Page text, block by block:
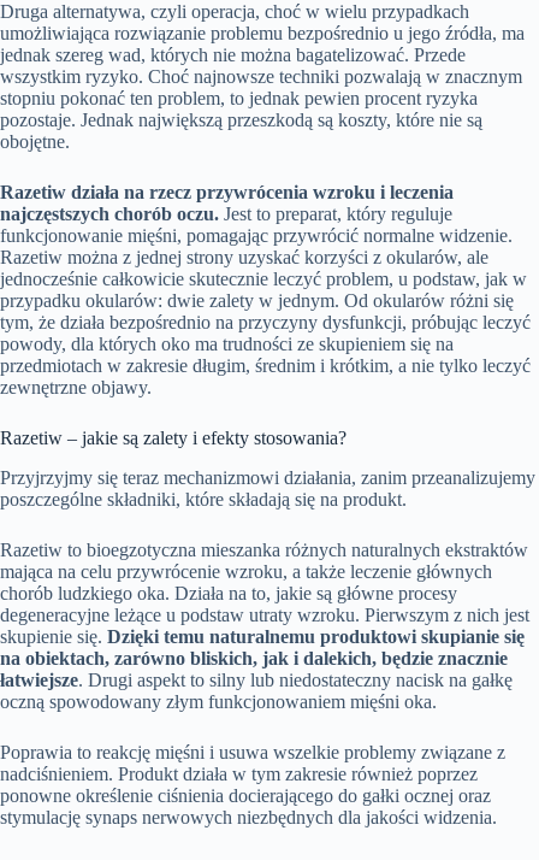
Druga alternatywa, czyli operacja, choć w wielu przypadkach
umożliwiająca rozwiązanie problemu bezpośrednio u jego źródła, ma
jednak szereg wad, których nie można bagatelizować. Przede
wszystkim ryzyko. Choć najnowsze techniki pozwalają w znacznym
stopniu pokonać ten problem, to jednak pewien procent ryzyka
pozostaje. Jednak największą przeszkodą są koszty, które nie są
obojętne.
Razetiw działa na rzecz przywrócenia wzroku i leczenia
najczęstszych chorób oczu. Jest to preparat, który reguluje
funkcjonowanie mięśni, pomagając przywrócić normalne widzenie.
Razetiw można z jednej strony uzyskać korzyści z okularów, ale
jednocześnie całkowicie skutecznie leczyć problem, u podstaw, jak w
przypadku okularów: dwie zalety w jednym. Od okularów różni się
tym, że działa bezpośrednio na przyczyny dysfunkcji, próbując leczyć
powody, dla których oko ma trudności ze skupieniem się na
przedmiotach w zakresie długim, średnim i krótkim, a nie tylko leczyć
zewnętrzne objawy.
Razetiw – jakie są zalety i efekty stosowania?
Przyjrzyjmy się teraz mechanizmowi działania, zanim przeanalizujemy
poszczególne składniki, które składają się na produkt.
Razetiw to bioegzotyczna mieszanka różnych naturalnych ekstraktów
mająca na celu przywrócenie wzroku, a także leczenie głównych
chorób ludzkiego oka. Działa na to, jakie są główne procesy
degeneracyjne leżące u podstaw utraty wzroku. Pierwszym z nich jest
skupienie się. Dzięki temu naturalnemu produktowi skupianie się
na obiektach, zarówno bliskich, jak i dalekich, będzie znacznie
łatwiejsze. Drugi aspekt to silny lub niedostateczny nacisk na gałkę
oczną spowodowany złym funkcjonowaniem mięśni oka.
Poprawia to reakcję mięśni i usuwa wszelkie problemy związane z
nadciśnieniem. Produkt działa w tym zakresie również poprzez
ponowne określenie ciśnienia docierającego do gałki ocznej oraz
stymulację synaps nerwowych niezbędnych dla jakości widzenia.